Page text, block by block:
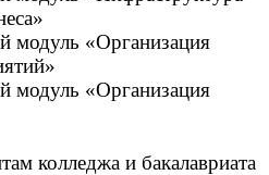
модуль «Организация
модуль «Организация
колледжа и бакалавриата